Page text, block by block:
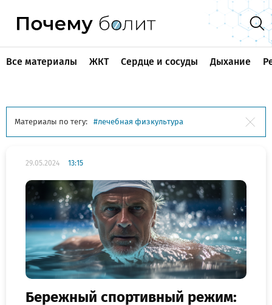
Все материалы ЖКТ Сердце и сосуды Дыхание
Материалы по тегу: лечебная физкультура
29.05.2024 13:15
Бережный спортивный режим: